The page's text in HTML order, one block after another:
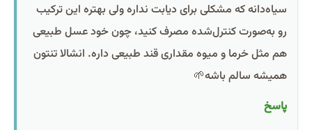
سیاه‌دانه که مشکلی برای دیابت نداره ولی بهتره این ترکیب
رو به‌صورت کنترل‌شده مصرف کنید، چون خود عسل طبیعی
هم مثل خرما و میوه مقداری قند طبیعی داره. انشالا تنتون
همیشه سالم باشه🌱
پاسخ